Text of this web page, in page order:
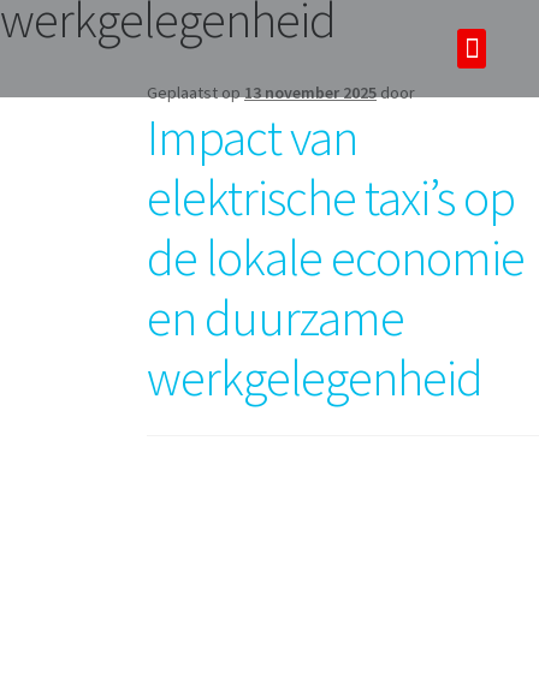
werkgelegenheid
Geplaatst op13 november 2025door
Impact van
elektrische taxi’s op
de lokale economie
en duurzame
werkgelegenheid